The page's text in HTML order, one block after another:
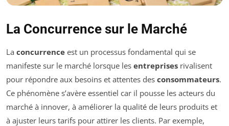
La Concurrence sur le Marché
La concurrence est un processus fondamental qui se
manifeste sur le marché lorsque les entreprises rivalisent
pour répondre aux besoins et attentes des consommateurs.
Ce phénomène s’avère essentiel car il pousse les acteurs du
marché à innover, à améliorer la qualité de leurs produits et
à ajuster leurs tarifs pour attirer les clients. Par exemple,